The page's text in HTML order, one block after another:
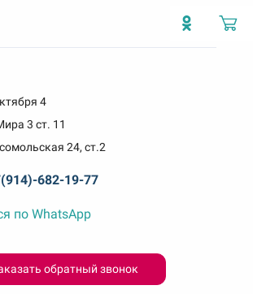
4
3 ст. 11
24, ст.2
682-19-77
по WhatsApp
обратный звонок